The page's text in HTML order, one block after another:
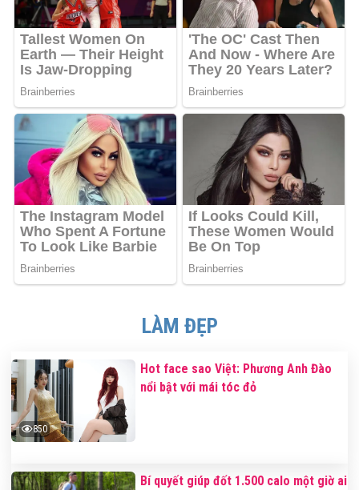
LÀM ĐẸP
850
Hot face sao Việt: Phương Anh Đào
nổi bật với mái tóc đỏ
Bí quyết giúp đốt 1.500 calo một giờ ai